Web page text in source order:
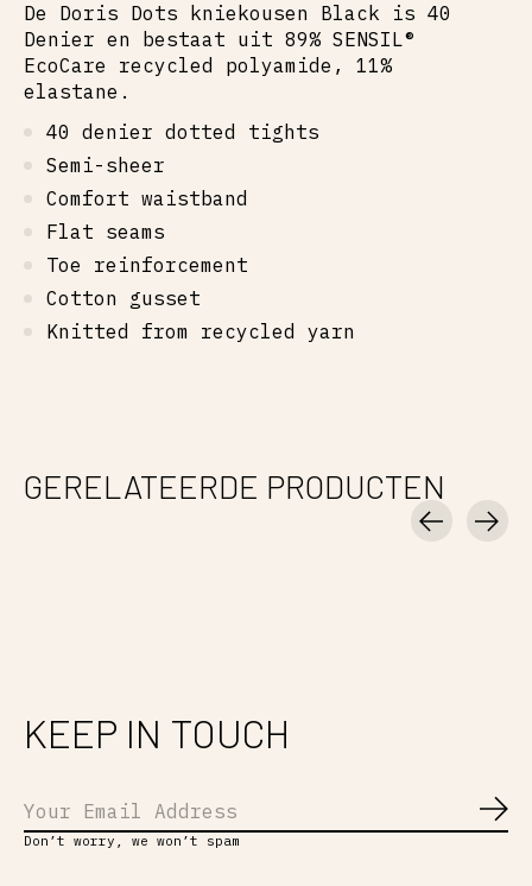
De Doris Dots kniekousen Black is 40
Denier en bestaat uit 89% SENSIL®
EcoCare recycled polyamide, 11%
elastane.
40 denier dotted tights
Semi-sheer
Comfort waistband
Flat seams
Toe reinforcement
Cotton gusset
Knitted from recycled yarn
GERELATEERDE PRODUCTEN
KEEP IN TOUCH
Don’t worry, we won’t spam